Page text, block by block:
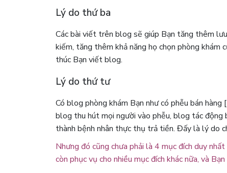
Lý do thứ ba
Các bài viết trên blog sẽ giúp Bạn tăng thêm
kiếm, tăng thêm khả năng họ chọn phòng
thúc Bạn viết blog.
Lý do thứ tư
Có blog phòng khám Bạn như có phễu bán
blog thu hút mọi người vào phễu, blog tác
thành bệnh nhân thực thụ trả tiền. Đấy là lý do
Nhưng đó cũng chưa phải là 4 mục đích duy
còn phục vụ cho nhiều mục đích khác nữa, và